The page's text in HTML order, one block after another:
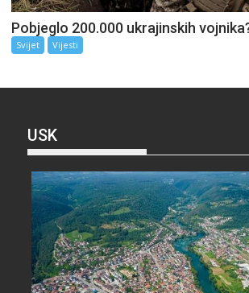
Pobjeglo 200.000 ukrajinskih
Svijet Vijesti
USK